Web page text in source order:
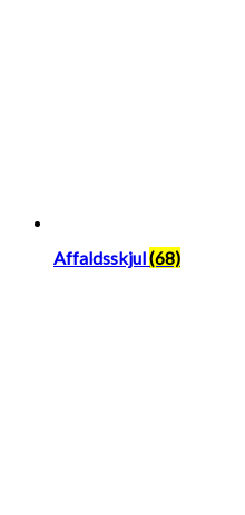
Affaldsskjul(68)